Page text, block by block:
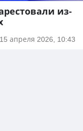
из-
15 апреля 2026, 10:43